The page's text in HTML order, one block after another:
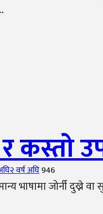
कस्तो
२ वर्ष अघि946
भाषामा जोर्नी दुख्ने